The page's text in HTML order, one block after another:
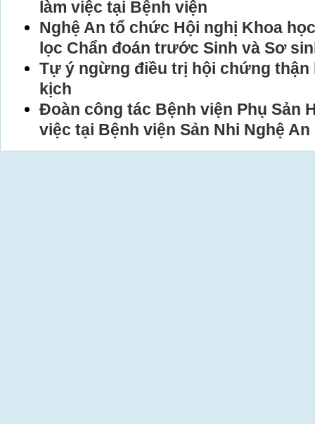
làm việc tại Bệnh viện
Nghệ An tổ chức Hội nghị Khoa
lọc Chẩn đoán trước Sinh và Sơ
Tự ý ngừng điều trị hội chứng
kịch
Đoàn công tác Bệnh viện Phụ Sản
việc tại Bệnh viện Sản Nhi Nghệ An